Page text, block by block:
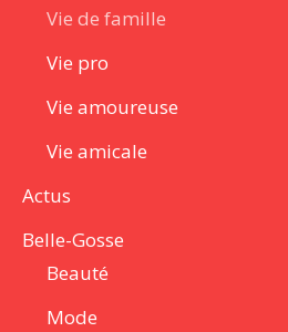
Vie de famille
Vie pro
Vie amoureuse
Vie amicale
Actus
Belle-Gosse
Beauté
Mode